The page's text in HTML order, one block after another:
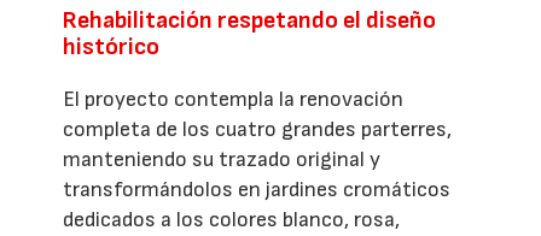
Rehabilitación respetando el diseño
histórico
El proyecto contempla la renovación
completa de los cuatro grandes parterres,
manteniendo su trazado original y
transformándolos en jardines cromáticos
dedicados a los colores blanco, rosa,